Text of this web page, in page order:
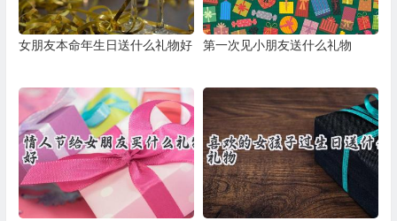
女朋友本命年生日送什么礼物好 第一次见小朋友送什么礼物